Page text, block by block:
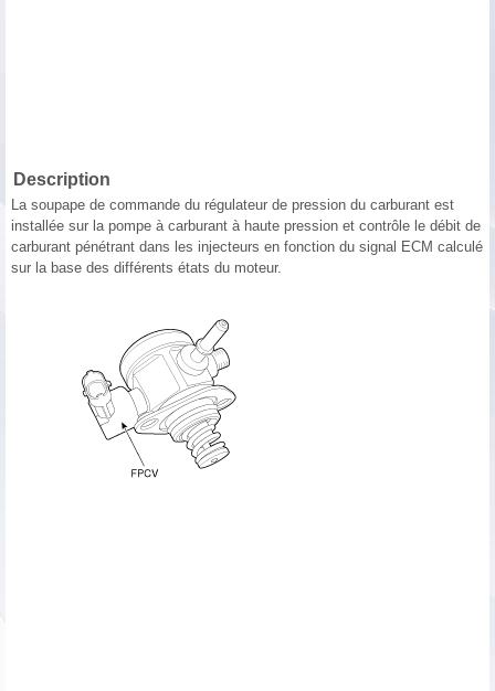
Description
La soupape de commande du régulateur de pression du carburant est
installée sur la pompe à carburant à haute pression et contrôle le débit de
carburant pénétrant dans les injecteurs en fonction du signal ECM calculé
sur la base des différents états du moteur.